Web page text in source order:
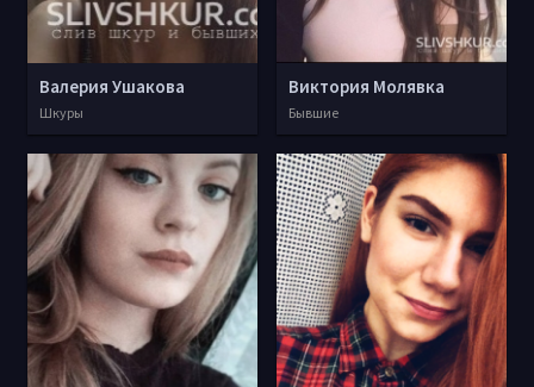
Валерия Ушакова
Шкуры
Виктория Молявка
Бывшие